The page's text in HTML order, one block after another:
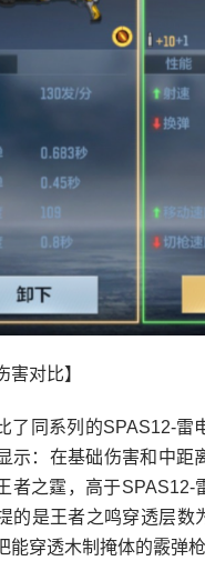
害对比】
了同系列的SPAS12-雷
示：在基础伤害和中距
者之霆，高于
的是王者之鸣穿透层数
能穿透木制掩体的霰弹枪